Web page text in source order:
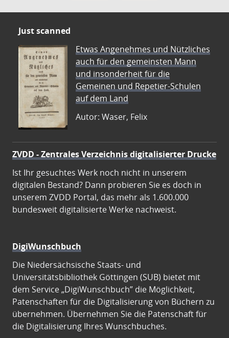
Just scanned
Etwas Angenehmes und Nützliches
auch für den gemeinsten Mann
und insonderheit für die
Gemeinen und Repetier-Schulen
auf dem Land
Autor: Waser, Felix
ZVDD - Zentrales Verzeichnis digitalisierter Drucke
Ist Ihr gesuchtes Werk noch nicht in unserem
digitalen Bestand? Dann probieren Sie es doch in
unserem ZVDD Portal, das mehr als 1.600.000
bundesweit digitalisierte Werke nachweist.
DigiWunschbuch
Die Niedersächsische Staats- und
Universitätsbibliothek Göttingen (SUB) bietet mit
dem Service „DigiWunschbuch” die Möglichkeit,
Patenschaften für die Digitalisierung von Büchern zu
übernehmen. Übernehmen Sie die Patenschaft für
die Digitalisierung Ihres Wunschbuches.